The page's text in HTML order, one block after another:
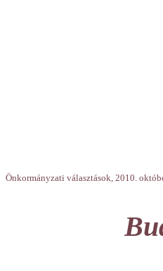
Önkormányzati választások, 2010.